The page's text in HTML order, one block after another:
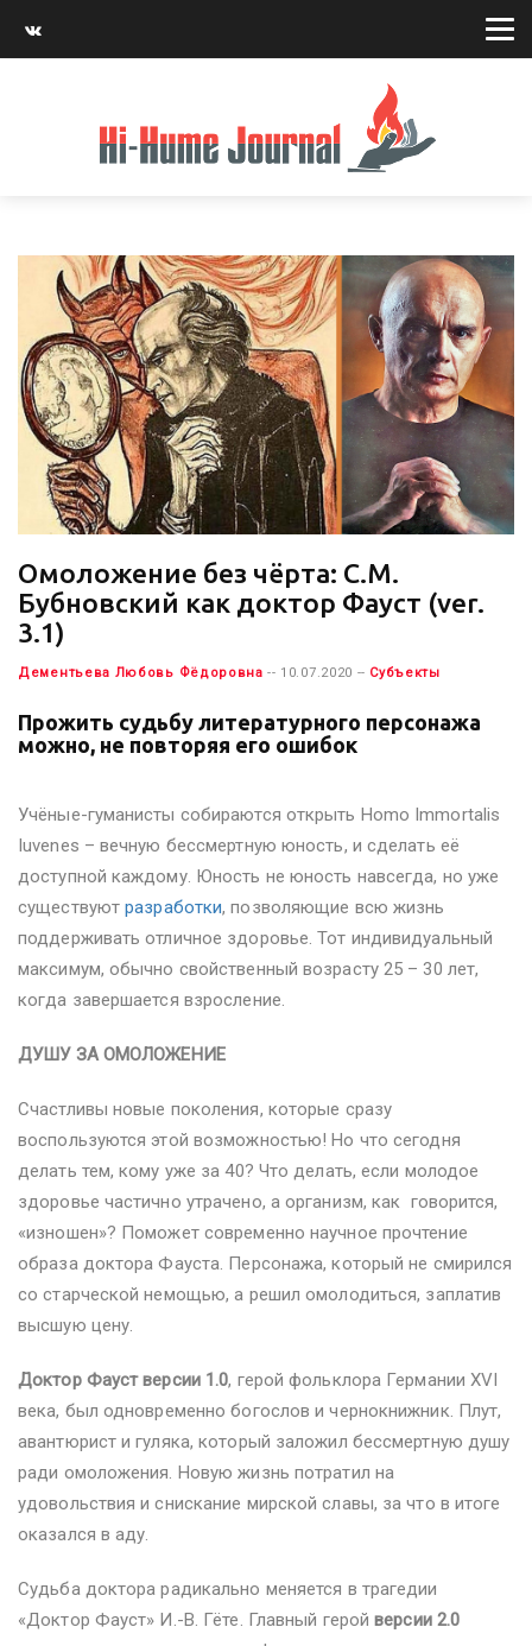
Омоложение без чёрта: С.М.
Бубновский как доктор Фауст (ver.
3.1)
Дементьева Любовь Фёдоровна -- 10.07.2020 -- Субъекты
Прожить судьбу литературного персонажа
можно, не повторяя его ошибок
Учёные-гуманисты собираются открыть Homo Immortalis
Iuvenes – вечную бессмертную юность, и сделать её
доступной каждому. Юность не юность навсегда, но уже
существуютразработки, позволяющие всю жизнь
поддерживать отличное здоровье. Тот индивидуальный
максимум, обычно свойственный возрасту 25 – 30 лет,
когда завершается взросление.
ДУШУ ЗА ОМОЛОЖЕНИЕ
Счастливы новые поколения, которые сразу
воспользуются этой возможностью! Но что сегодня
делать тем, кому уже за 40? Что делать, если молодое
здоровье частично утрачено, а организм, как говорится,
«изношен»? Поможет современно научное прочтение
образа доктора Фауста. Персонажа, который не смирился
со старческой немощью, а решил омолодиться, заплатив
высшую цену.
Доктор Фауст версии 1.0, герой фольклора Германии XVI
века, был одновременно богослов и чернокнижник. Плут,
авантюрист и гуляка, который заложил бессмертную душу
ради омоложения. Новую жизнь потратил на
удовольствия и снискание мирской славы, за что в итоге
оказался в аду.
Судьба доктора радикально меняется в трагедии
«Доктор Фауст» И.-В. Гёте. Главный геройверсии 2.0